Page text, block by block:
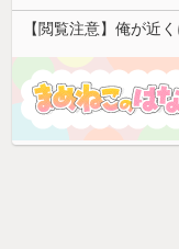
【閲覧注意】俺が近